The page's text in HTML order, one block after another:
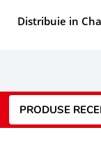
Distribuie in
PRODUSE